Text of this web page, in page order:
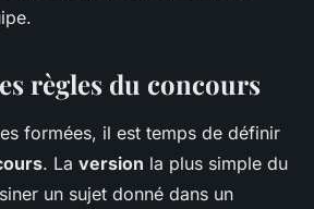
règles du concours
formées, il est temps de définir
. La version la plus simple du
un sujet donné dans un